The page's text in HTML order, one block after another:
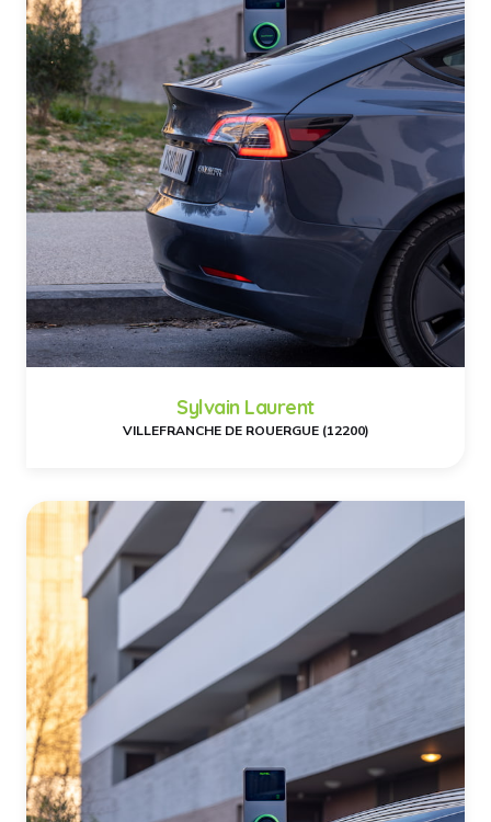
Sylvain Laurent
VILLEFRANCHE DE ROUERGUE (12200)